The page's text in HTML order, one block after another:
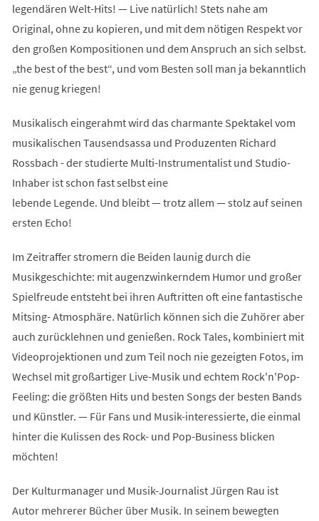
legendären Welt-Hits! — Live natürlich! Stets nahe am
Original, ohne zu kopieren, und mit dem nötigen Respekt vor
den großen Kompositionen und dem Anspruch an sich selbst.
„the best of the best“, und vom Besten soll man ja bekanntlich
nie genug kriegen!
Musikalisch eingerahmt wird das charmante Spektakel vom
musikalischen Tausendsassa und Produzenten Richard
Rossbach - der studierte Multi-Instrumentalist und Studio-
Inhaber ist schon fast selbst eine
lebende Legende. Und bleibt — trotz allem — stolz auf seinen
ersten Echo!
Im Zeitraffer stromern die Beiden launig durch die
Musikgeschichte: mit augenzwinkerndem Humor und großer
Spielfreude entsteht bei ihren Auftritten oft eine fantastische
Mitsing- Atmosphäre. Natürlich können sich die Zuhörer aber
auch zurücklehnen und genießen. Rock Tales, kombiniert mit
Videoprojektionen und zum Teil noch nie gezeigten Fotos, im
Wechsel mit großartiger Live-Musik und echtem Rock'n'Pop-
Feeling: die größten Hits und besten Songs der besten Bands
und Künstler. — Für Fans und Musik-interessierte, die einmal
hinter die Kulissen des Rock- und Pop-Business blicken
möchten!
Der Kulturmanager und Musik-Journalist Jürgen Rau ist
Autor mehrerer Bücher über Musik. In seinem bewegten